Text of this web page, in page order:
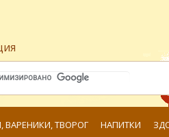
ВАРЕНИКИ, ТВОРОГ НАПИТКИ